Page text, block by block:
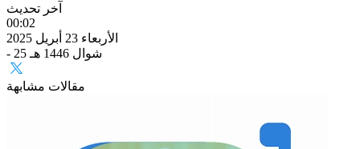
آخر تحديث
00:02
الأربعاء 23 أبريل 2025
- 25 شوال 1446 هـ
مقالات مشابهة